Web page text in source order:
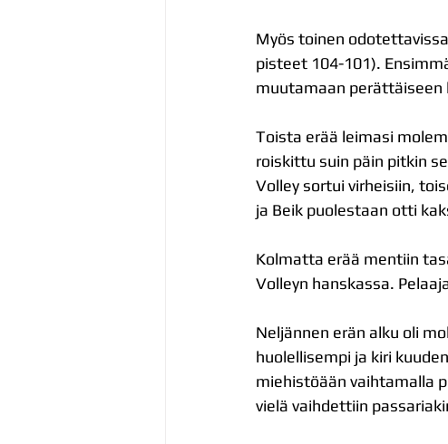
Myös toinen
pisteet 104-101).
muutamaan perättäiseen
Toista erää leimasi
roiskittu suin päin pitkin
Volley sortui virheisiin,
ja Beik puolestaan otti
Kolmatta erää mentiin
Volleyn hanskassa.
Neljännen erän alku oli
huolellisempi ja kiri
miehistöään vaihtamalla
vielä vaihdettiin